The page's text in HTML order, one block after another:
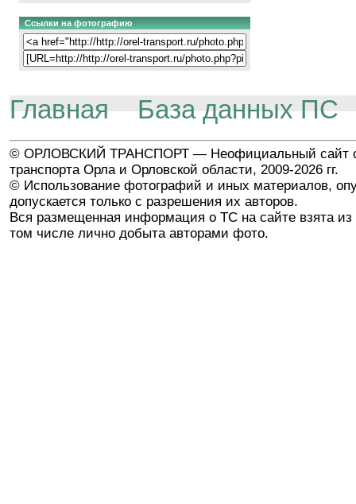
Ссылки на фотографию
Главная База данных ПС
© ОРЛОВСКИЙ ТРАНСПОРТ — Неофициальный сайт
транспорта Орла и Орловской области, 2009-2026 гг.
© Использование фотографий и иных материалов,
допускается только с разрешения их авторов.
Вся размещенная информация о ТС на сайте взята из
том числе лично добыта авторами фото.